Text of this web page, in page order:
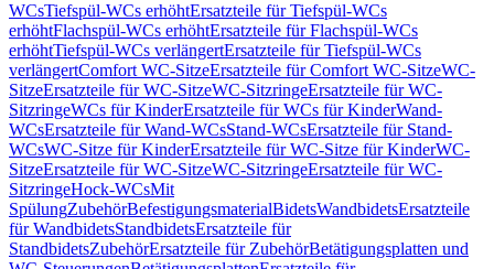
WCsTiefspül-WCs erhöhtErsatzteile für Tiefspül-WCs
erhöhtFlachspül-WCs erhöhtErsatzteile für Flachspül-WCs
erhöhtTiefspül-WCs verlängertErsatzteile für Tiefspül-WCs
verlängertComfort WC-SitzeErsatzteile für Comfort WC-SitzeWC-
SitzeErsatzteile für WC-SitzeWC-SitzringeErsatzteile für WC-
SitzringeWCs für KinderErsatzteile für WCs für KinderWand-
WCsErsatzteile für Wand-WCsStand-WCsErsatzteile für Stand-
WCsWC-Sitze für KinderErsatzteile für WC-Sitze für KinderWC-
SitzeErsatzteile für WC-SitzeWC-SitzringeErsatzteile für WC-
SitzringeHock-WCsMit
SpülungZubehörBefestigungsmaterialBidetsWandbidetsErsatzteile
für WandbidetsStandbidetsErsatzteile für
StandbidetsZubehörErsatzteile für ZubehörBetätigungsplatten und